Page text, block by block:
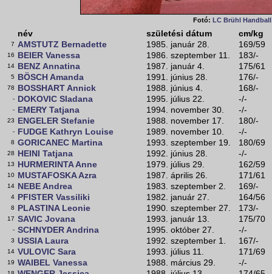
Fotó: LC Brühl Handball
név születési dátum cm/kg
7 AMSTUTZ Bernadette 1985. január 28. 169/59
16 BEIER Vanessa 1986. szeptember 11. 183/-
14 BENZ Annatina 1987. január 4. 175/61
5 BÖSCH Amanda 1991. június 28. 176/-
78 BOSSHART Annick 1988. június 4. 168/-
- DOKOVIC Sladana 1995. július 22. -/-
- EMERY Tatjana 1994. november 30. -/-
23 ENGELER Stefanie 1988. november 17. 180/-
- FUDGE Kathryn Louise 1989. november 10. -/-
8 GORICANEC Martina 1993. szeptember 19. 180/69
28 HEINI Tatjana 1992. június 28. -/-
13 HURMERINTA Anne 1979. július 29. 162/59
10 MUSTAFOSKA Azra 1987. április 26. 171/61
14 NEBE Andrea 1983. szeptember 2. 169/-
4 PFISTER Vassiliki 1982. január 27. 164/56
8 PLASTINA Leonie 1990. szeptember 27. 173/-
17 SAVIC Jovana 1993. január 13. 175/70
- SCHNYDER Andrina 1995. október 27. -/-
3 USSIA Laura 1992. szeptember 1. 167/-
14 VULOVIC Sara 1993. július 11. 171/69
19 WAIBEL Vanessa 1988. március 29. -/-